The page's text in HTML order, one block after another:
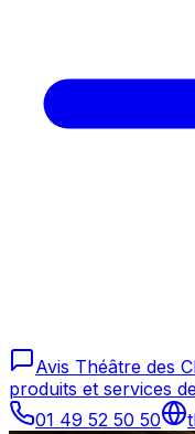
Avis Théâtre des
produits et services
01 49 52 50 50